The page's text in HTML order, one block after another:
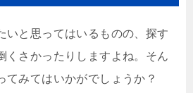
いと思ってはいるものの、探す
くさかったりしますよね。そん
てみてはいかがでしょうか？